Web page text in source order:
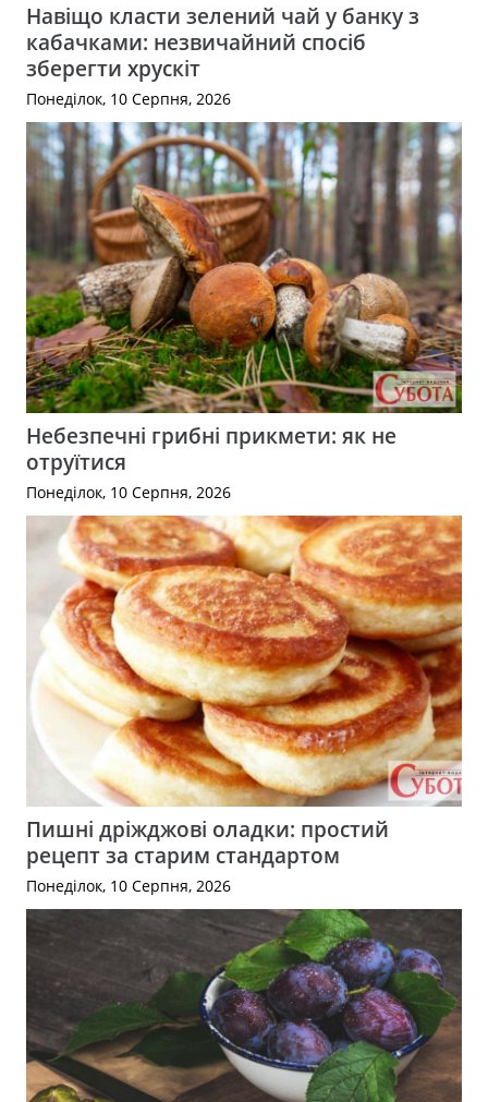
Навіщо класти зелений чай у банку з
кабачками: незвичайний спосіб
зберегти хрускіт
Понеділок, 10 Серпня, 2026
Небезпечні грибні прикмети: як не
отруїтися
Понеділок, 10 Серпня, 2026
Пишні дріжджові оладки: простий
рецепт за старим стандартом
Понеділок, 10 Серпня, 2026